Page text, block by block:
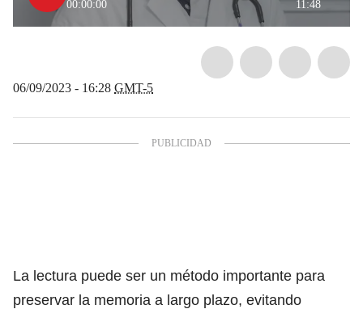
00:00:00 11:48
06/09/2023 - 16:28 GMT-5
La lectura puede ser un método importante para
preservar la memoria a largo plazo, evitando